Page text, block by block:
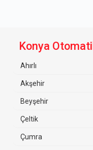
Konya
Ahırlı
Akşehir
Beyşehir
Çeltik
Çumra